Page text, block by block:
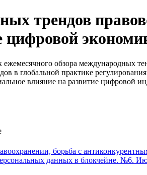
трендов
цифровой
обзора международных
в глобальной практике
влияние на развитие цифровой
борьба с
данных в блокчейне. №6.